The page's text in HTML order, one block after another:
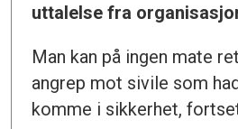
uttalelse fra
Man kan på ingen mate
angrep mot sivile som
komme i sikkerhet,